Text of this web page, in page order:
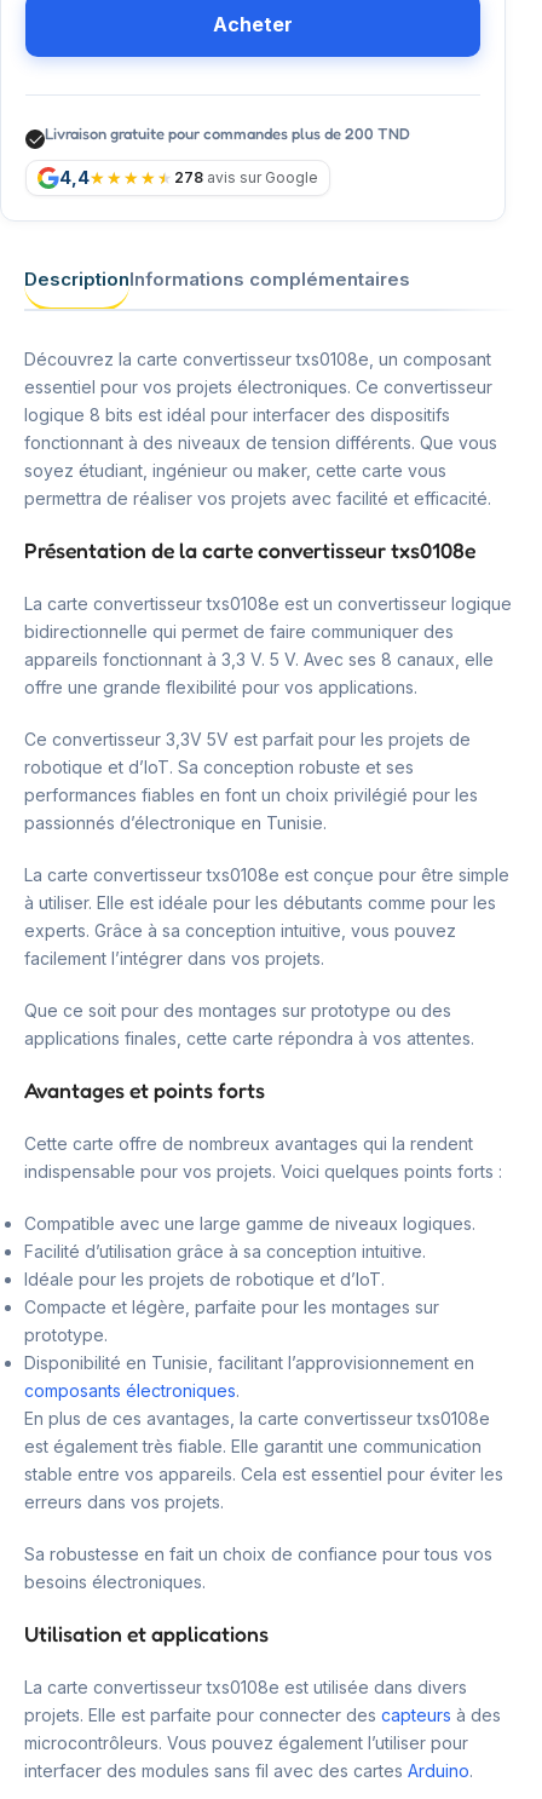
Acheter
Livraison gratuite pour commandes plus de 200 TND
4,4 278 avis sur Google
DescriptionInformations complémentaires
Découvrez la carte convertisseur txs0108e, un composant
essentiel pour vos projets électroniques. Ce convertisseur
logique 8 bits est idéal pour interfacer des dispositifs
fonctionnant à des niveaux de tension différents. Que vous
soyez étudiant, ingénieur ou maker, cette carte vous
permettra de réaliser vos projets avec facilité et efficacité.
Présentation de la carte convertisseur txs0108e
La carte convertisseur txs0108e est un convertisseur logique
bidirectionnelle qui permet de faire communiquer des
appareils fonctionnant à 3,3 V. 5 V. Avec ses 8 canaux, elle
offre une grande flexibilité pour vos applications.
Ce convertisseur 3,3V 5V est parfait pour les projets de
robotique et d’IoT. Sa conception robuste et ses
performances fiables en font un choix privilégié pour les
passionnés d’électronique en Tunisie.
La carte convertisseur txs0108e est conçue pour être simple
à utiliser. Elle est idéale pour les débutants comme pour les
experts. Grâce à sa conception intuitive, vous pouvez
facilement l’intégrer dans vos projets.
Que ce soit pour des montages sur prototype ou des
applications finales, cette carte répondra à vos attentes.
Avantages et points forts
Cette carte offre de nombreux avantages qui la rendent
indispensable pour vos projets. Voici quelques points forts :
Compatible avec une large gamme de niveaux logiques.
Facilité d’utilisation grâce à sa conception intuitive.
Idéale pour les projets de robotique et d’IoT.
Compacte et légère, parfaite pour les montages sur
prototype.
Disponibilité en Tunisie, facilitant l’approvisionnement en
composants électroniques.
En plus de ces avantages, la carte convertisseur txs0108e
est également très fiable. Elle garantit une communication
stable entre vos appareils. Cela est essentiel pour éviter les
erreurs dans vos projets.
Sa robustesse en fait un choix de confiance pour tous vos
besoins électroniques.
Utilisation et applications
La carte convertisseur txs0108e est utilisée dans divers
projets. Elle est parfaite pour connecter des capteurs à des
microcontrôleurs. Vous pouvez également l’utiliser pour
interfacer des modules sans fil avec des cartes Arduino.